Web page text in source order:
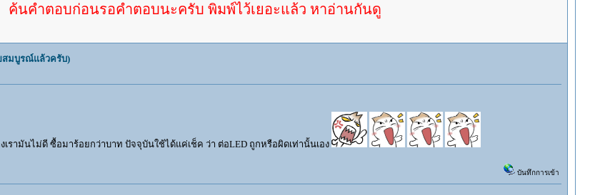
ตอบก่อนรอคำตอบนะครับ พิมพ์ไว้เยอะแล้ว หาอ่านกันดู
สมบูรณ์แล้วครับ)
รามันไม่ดี ซื้อมาร้อยกว่าบาท ปัจจุบันใช้ได้แค่เช็ค ว่า ต่อLED ถูกหรือผิดเท่านั้นเอง
บันทึกการเข้า